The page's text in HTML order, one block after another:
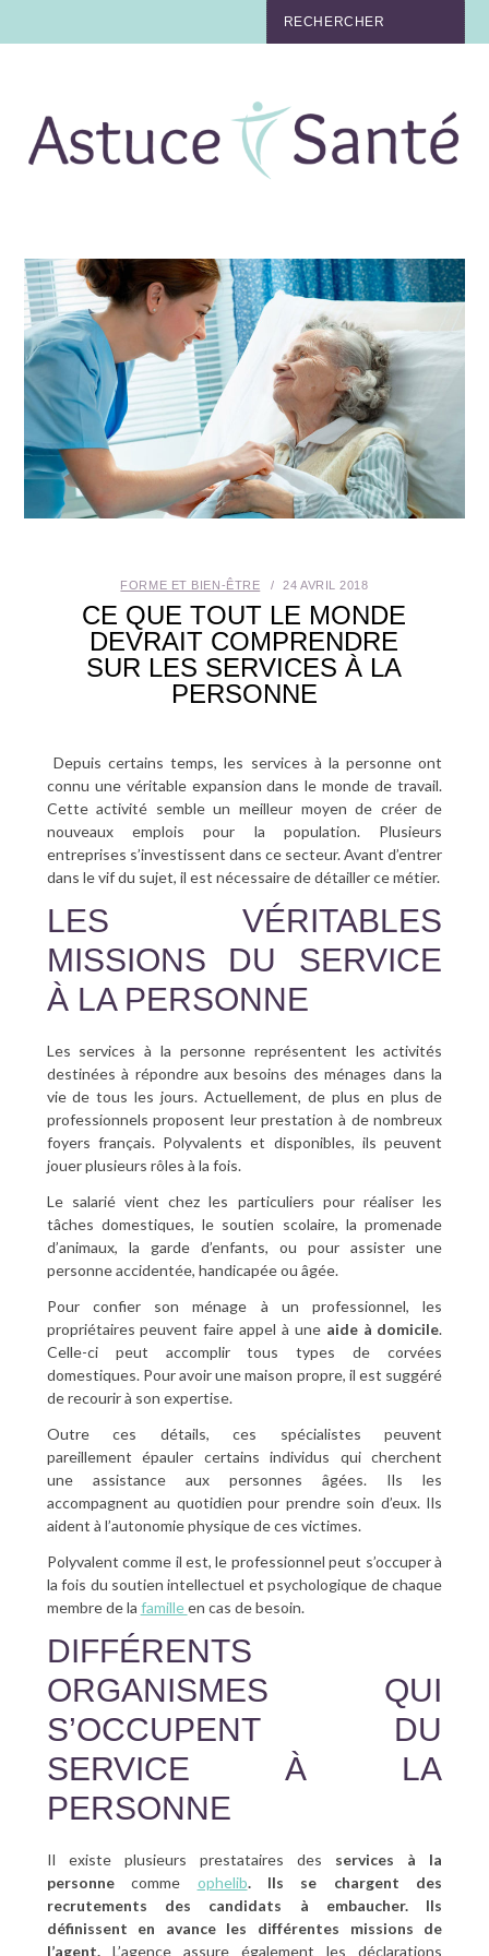
TABAC
NUTRITION
MÉDECINE
MÉDECINE DOUCE
BIEN-ÊTRE
SANTÉ BUCCO-DENTAIRE
FORME ET BIEN-ÊTRE 24 AVRIL 2018
CE QUE TOUT LE MONDE
DEVRAIT COMPRENDRE
SUR LES SERVICES À LA
PERSONNE
Depuis certains temps, les services à la personne ont
connu une véritable expansion dans le monde de travail.
Cette activité semble un meilleur moyen de créer de
nouveaux emplois pour la population. Plusieurs
entreprises s’investissent dans ce secteur. Avant d’entrer
dans le vif du sujet, il est nécessaire de détailler ce métier.
LES VÉRITABLES
MISSIONS DU SERVICE
À LA PERSONNE
Les services à la personne représentent les activités
destinées à répondre aux besoins des ménages dans la
vie de tous les jours. Actuellement, de plus en plus de
professionnels proposent leur prestation à de nombreux
foyers français. Polyvalents et disponibles, ils peuvent
jouer plusieurs rôles à la fois.
Le salarié vient chez les particuliers pour réaliser les
tâches domestiques, le soutien scolaire, la promenade
d’animaux, la garde d’enfants, ou pour assister une
personne accidentée, handicapée ou âgée.
Pour confier son ménage à un professionnel, les
propriétaires peuvent faire appel à une aide à domicile.
Celle-ci peut accomplir tous types de corvées
domestiques. Pour avoir une maison propre, il est suggéré
de recourir à son expertise.
Outre ces détails, ces spécialistes peuvent
pareillement épauler certains individus qui cherchent
une assistance aux personnes âgées. Ils les
accompagnent au quotidien pour prendre soin d’eux. Ils
aident à l’autonomie physique de ces victimes.
Polyvalent comme il est, le professionnel peut s’occuper à
la fois du soutien intellectuel et psychologique de chaque
membre de la familleen cas de besoin.
DIFFÉRENTS
ORGANISMES QUI
S’OCCUPENT DU
SERVICE À LA
PERSONNE
Il existe plusieurs prestataires des services à la
personnecomme ophelib. Ils se chargent des
recrutements des candidats à embaucher. Ils
définissent en avance les différentes missions de
l’agent. L’agence assure également les déclarations